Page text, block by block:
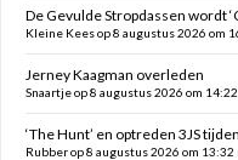
De Gevulde Stropdassen wordt
Kleine Kees op 8 augustus 2026 om
Jerney Kaagman overleden
Snaartje op 8 augustus 2026 om 14:22
‘The Hunt’ en optreden 3JS
Rubber op 8 augustus 2026 om 13:32